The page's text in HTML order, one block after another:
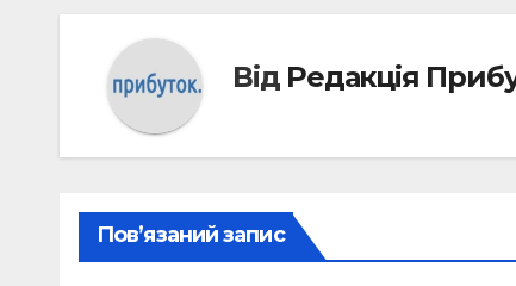
Від Редакція
Пов’язаний запис